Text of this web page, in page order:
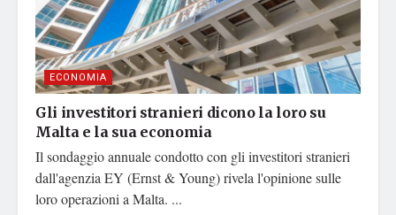
ECONOMIA
Gli investitori stranieri dicono la loro su
Malta e la sua economia
Il sondaggio annuale condotto con gli investitori stranieri
dall'agenzia EY (Ernst & Young) rivela l'opinione sulle
loro operazioni a Malta. ...